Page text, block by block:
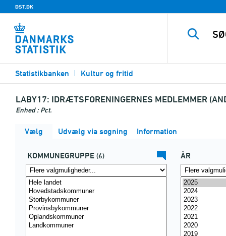
DST.DK
Statistikbanken Kultur og fritid
LABY17: IDRÆTSFORENINGERNES MEDLEMMER
Enhed : Pct.
Vælg Udvælg via søgning Information
KOMMUNEGRUPPE (6) ÅR